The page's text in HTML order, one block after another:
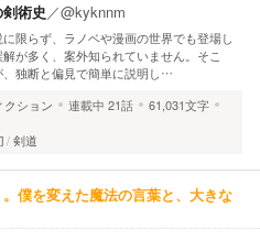
術史／@kyknnm
限らず、ラノベや漫画の世界でも登場し
が多く、案外知られていません。そこ
独断と偏見で簡単に説明し…
クション 連載中 21話
61,031文字
剣道
。僕を変えた魔法の言葉と、大きな